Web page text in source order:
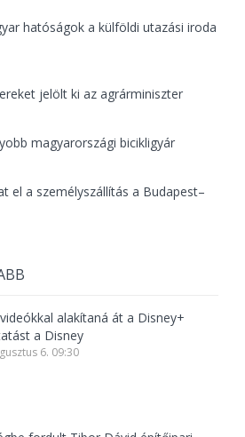
hatóságok a külföldi utazási iroda
jelölt ki az agrárminiszter
magyarországi bicikligyár
el a személyszállítás a Budapest–
alakítaná át a Disney+
a Disney
6. 09:30